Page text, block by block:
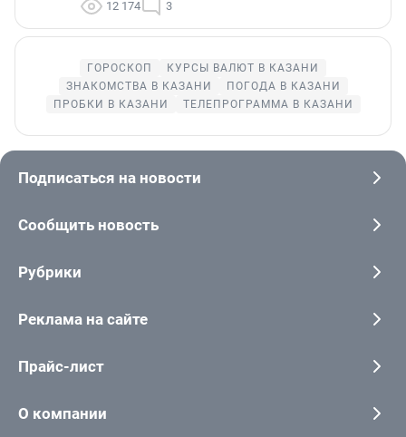
12 174 3
ГОРОСКОП
КУРСЫ ВАЛЮТ В КАЗАНИ
ЗНАКОМСТВА В КАЗАНИ
ПОГОДА В КАЗАНИ
ПРОБКИ В КАЗАНИ
ТЕЛЕПРОГРАММА В КАЗАНИ
Подписаться на новости
Сообщить новость
Рубрики
Реклама на сайте
Прайс-лист
О компании